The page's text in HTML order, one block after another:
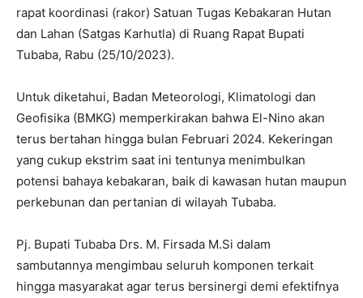
rapat koordinasi (rakor) Satuan Tugas Kebakaran Hutan
dan Lahan (Satgas Karhutla) di Ruang Rapat Bupati
Tubaba, Rabu (25/10/2023).
Untuk diketahui, Badan Meteorologi, Klimatologi dan
Geofisika (BMKG) memperkirakan bahwa El-Nino akan
terus bertahan hingga bulan Februari 2024. Kekeringan
yang cukup ekstrim saat ini tentunya menimbulkan
potensi bahaya kebakaran, baik di kawasan hutan maupun
perkebunan dan pertanian di wilayah Tubaba.
Pj. Bupati Tubaba Drs. M. Firsada M.Si dalam
sambutannya mengimbau seluruh komponen terkait
hingga masyarakat agar terus bersinergi demi efektifnya